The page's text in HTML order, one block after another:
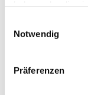
Notwendig
Präferenzen